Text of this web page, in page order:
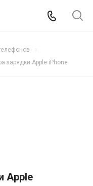
зарядки Apple iPhone
Apple